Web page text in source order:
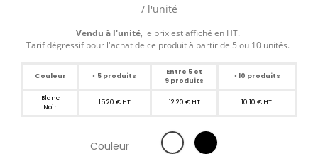
/ l'unité
Vendu à l'unité, le prix est affiché en HT.
Tarif dégressif pour l'achat de ce produit à partir de 5 ou 10 unités.
Couleur < 5 produits
Entre 5 et
9 produits
> 10 produits
Blanc
Noir
15.20 € HT 12.20 € HT 10.10 € HT
Couleur